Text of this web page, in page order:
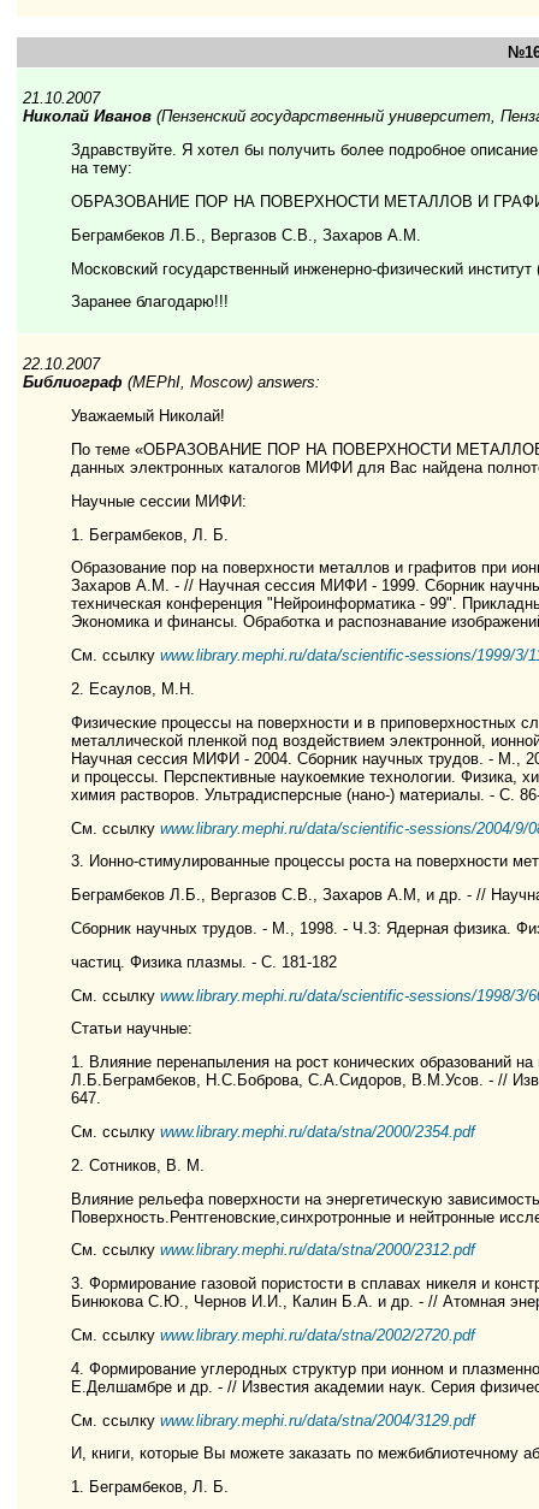
21.10.2007
Николай Иванов (Пензенский государственный университет,
Здравствуйте. Я хотел бы получить более подробное
на тему:
ОБРАЗОВАНИЕ ПОР НА ПОВЕРХНОСТИ МЕТАЛЛОВ И
Беграмбеков Л.Б., Вергазов С.В., Захаров A.M.
Московский государственный инженерно-физический институт
Заранее благодарю!!!
22.10.2007
Библиограф (MEPhI, Moscow) answers:
Уважаемый Николай!
По теме «ОБРАЗОВАНИЕ ПОР НА ПОВЕРХНОСТИ
данных электронных каталогов МИФИ для Вас найдена
Научные сессии МИФИ:
1. Беграмбеков, Л. Б.
Образование пор на поверхности металлов и графитов при
Захаров А.М. - // Научная сессия МИФИ - 1999. Сборник
техническая конференция "Нейроинформатика - 99".
Экономика и финансы. Обработка и распознавание
См. ссылку www.library.mephi.ru/data/scientific-sessions/1999/3/
2. Есаулов, М.Н.
Физические процессы на поверхности и в приповерхностных
металлической пленкой под воздействием электронной,
Научная сессия МИФИ - 2004. Сборник научных трудов. - М.,
и процессы. Перспективные наукоемкие технологии. Физика,
химия растворов. Ультрадисперсные (нано-) материалы. - С.
См. ссылку www.library.mephi.ru/data/scientific-sessions/2004/9/
3. Ионно-стимулированные процессы роста на поверхности
Беграмбеков Л.Б., Вергазов С.В., Захаров А.М, и др. - //
Сборник научных трудов. - М., 1998. - Ч.3: Ядерная физика.
частиц. Физика плазмы. - С. 181-182
См. ссылку www.library.mephi.ru/data/scientific-sessions/1998/3/
Статьи научные:
1. Влияние перенапыления на рост конических образований
Л.Б.Беграмбеков, Н.С.Боброва, С.А.Сидоров, В.М.Усов. - //
647.
См. ссылку www.library.mephi.ru/data/stna/2000/2354.pdf
2. Сотников, В. М.
Влияние рельефа поверхности на энергетическую
Поверхность.Рентгеновские,синхротронные и нейтронные
См. ссылку www.library.mephi.ru/data/stna/2000/2312.pdf
3. Формирование газовой пористости в сплавах никеля и
Бинюкова С.Ю., Чернов И.И., Калин Б.А. и др. - // Атомная
См. ссылку www.library.mephi.ru/data/stna/2002/2720.pdf
4. Формирование углеродных структур при ионном и
Е.Делшамбре и др. - // Известия академии наук. Серия
См. ссылку www.library.mephi.ru/data/stna/2004/3129.pdf
И, книги, которые Вы можете заказать по межбиблиотечному
1. Беграмбеков, Л. Б.